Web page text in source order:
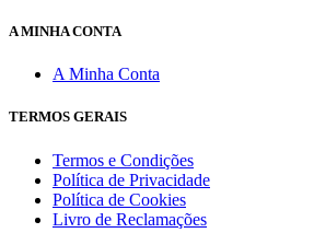
A MINHA CONTA
A Minha Conta
TERMOS GERAIS
Termos e Condições
Política de Privacidade
Política de Cookies
Livro de Reclamações